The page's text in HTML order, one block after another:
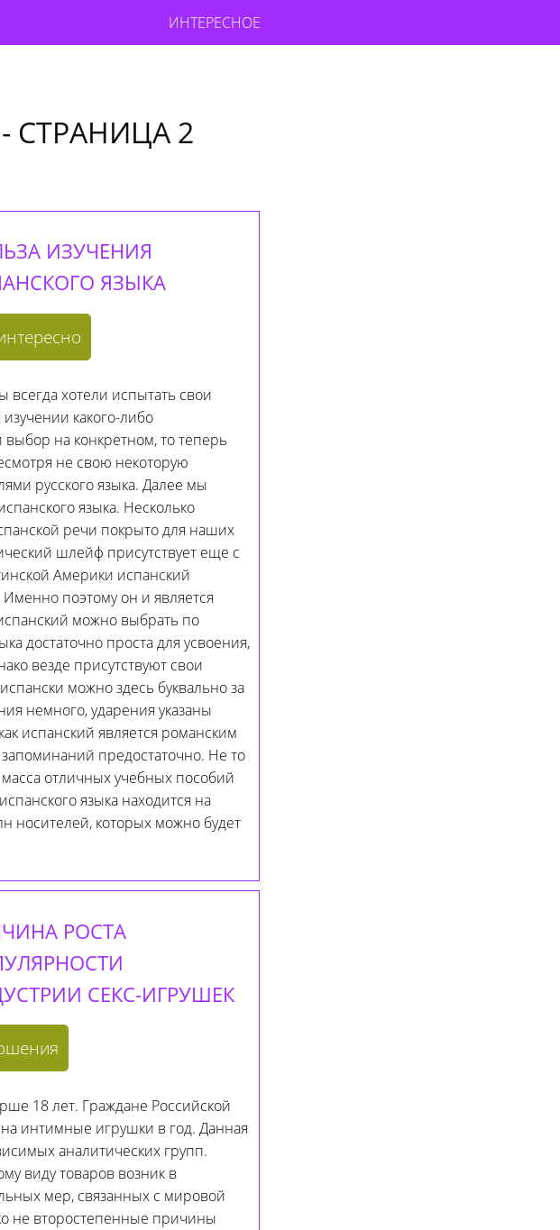
ИНТЕРЕСНОЕ
СТРАНИЦА 2
ИЗУЧЕНИЯ
ЯЗЫКА
всегда хотели испытать свои
какого-либо
выбор на конкретном, то теперь
не свою некоторую
русского языка. Далее мы
языка. Несколько
речи покрыто для наших
шлейф присутствует еще с
Америки испанский
поэтому он и является
можно выбрать по
достаточно проста для усвоения,
везде присутствуют свои
можно здесь буквально за
немного, ударения указаны
испанский является романским
предостаточно. Не то
отличных учебных пособий
языка находится на
носителей, которых можно будет
РОСТА
СЕКС-ИГРУШЕК
18 лет. Граждане Российской
интимные игрушки в год. Данная
аналитических групп.
виду товаров возник в
мер, связанных с мировой
не второстепенные причины